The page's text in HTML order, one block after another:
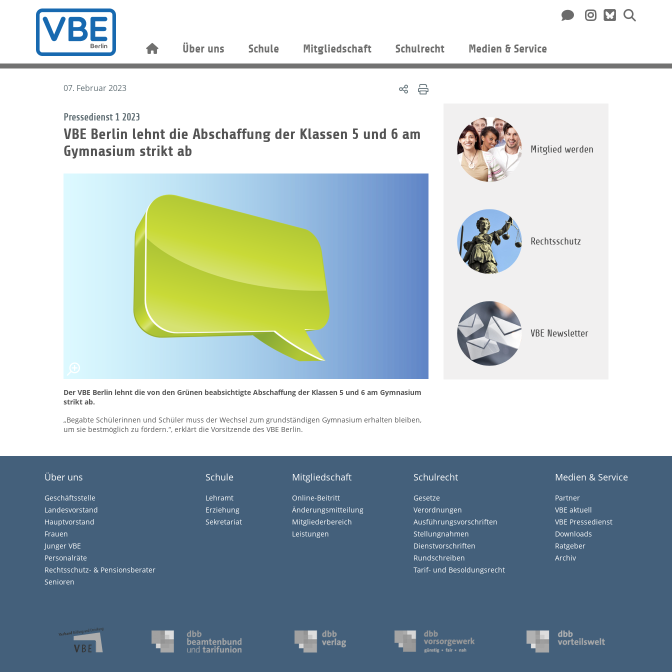
Über uns Schule Mitgliedschaft Schulrecht Medien & Service
07. Februar 2023
Pressedienst 1 2023
VBE Berlin lehnt die Abschaffung der Klassen 5 und 6 am
Gymnasium strikt ab
Der VBE Berlin lehnt die von den Grünen beabsichtigte Abschaffung der Klassen 5 und 6 am Gymnasium
strikt ab.
„Begabte Schülerinnen und Schüler muss der Wechsel zum grundständigen Gymnasium erhalten bleiben,
um sie bestmöglich zu fördern.“, erklärt die Vorsitzende des VBE Berlin.
Mitglied werden
Rechtsschutz
VBE Newsletter
Über uns
Geschäftsstelle
Landesvorstand
Hauptvorstand
Frauen
Junger VBE
Personalräte
Rechtsschutz- & Pensionsberater
Senioren
Schule
Lehramt
Erziehung
Sekretariat
Mitgliedschaft
Online-Beitritt
Änderungsmitteilung
Mitgliederbereich
Leistungen
Schulrecht
Gesetze
Verordnungen
Ausführungsvorschriften
Stellungnahmen
Dienstvorschriften
Rundschreiben
Tarif- und Besoldungsrecht
Medien & Service
Partner
VBE aktuell
VBE Pressedienst
Downloads
Ratgeber
Archiv